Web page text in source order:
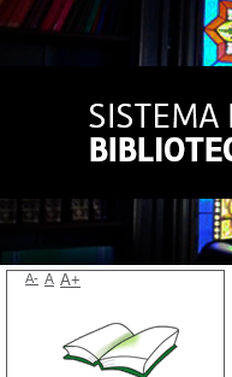
A- A A+